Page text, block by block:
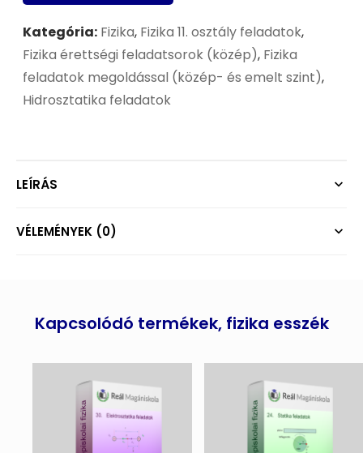
Kategória: Fizika, Fizika 11. osztály feladatok,
Fizika érettségi feladatsorok (közép), Fizika
feladatok megoldással (közép- és emelt szint),
Hidrosztatika feladatok
LEÍRÁS
VÉLEMÉNYEK (0)
Kapcsolódó termékek, fizika esszék